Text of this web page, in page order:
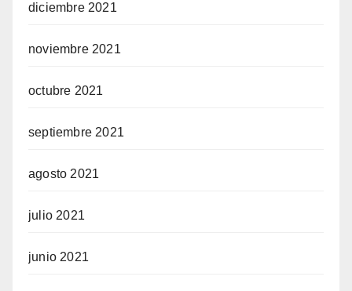
diciembre 2021
noviembre 2021
octubre 2021
septiembre 2021
agosto 2021
julio 2021
junio 2021